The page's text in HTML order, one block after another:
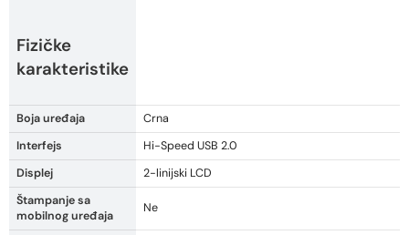
Fizičke
karakteristike
Boja uređaja
Crna
Interfejs
Hi-Speed USB 2.0
Displej
2-linijski LCD
Štampanje sa
mobilnog uređaja
Ne